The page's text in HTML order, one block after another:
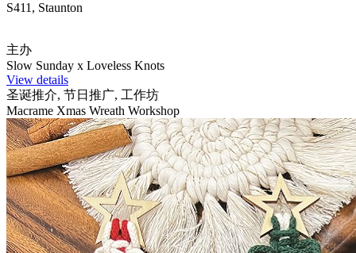
S411, Staunton
主办
Slow Sunday x Loveless Knots
View details
圣诞推介, 节日推广, 工作坊
Macrame Xmas Wreath Workshop